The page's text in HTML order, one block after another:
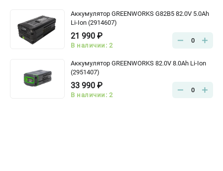
Аккумулятор GREENWORKS G82B5 82.0V 5.0Ah
Li-Ion (2914607)
21 990 ₽
В наличии: 2
0
Аккумулятор GREENWORKS 82.0V 8.0Ah Li-Ion
(2951407)
33 990 ₽
В наличии: 2
0